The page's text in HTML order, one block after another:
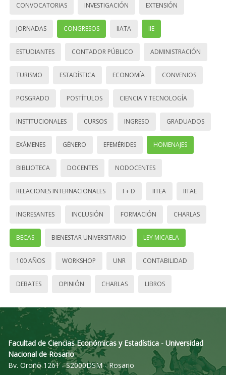
CONVOCATORIAS INVESTIGACIÓN EXTENSIÓN
JORNADAS CONGRESOS IIATA IIE
ESTUDIANTES CONTADOR PÚBLICO ADMINISTRACIÓN
TURISMO ESTADÍSTICA ECONOMÍA CONVENIOS
POSGRADO POSTÍTULOS CIENCIA Y TECNOLOGÍA
INSTITUCIONALES CURSOS INGRESO GRADUADOS
EXÁMENES GÉNERO EFEMÉRIDES HOMENAJES
BIBLIOTECA DOCENTES NODOCENTES
RELACIONES INTERNACIONALES I + D IITEA IITAE
INGRESANTES INCLUSIÓN FORMACIÓN CHARLAS
BECAS BIENESTAR UNIVERSITARIO LEY MICAELA
100 AÑOS WORKSHOP UNR CONTABILIDAD
DEBATES OPINIÓN CHARLAS LIBROS
Facultad de Ciencias Económicas y Estadística - Universidad
Nacional de Rosario
Bv. Oroño 1261 - S2000DSM - Rosario